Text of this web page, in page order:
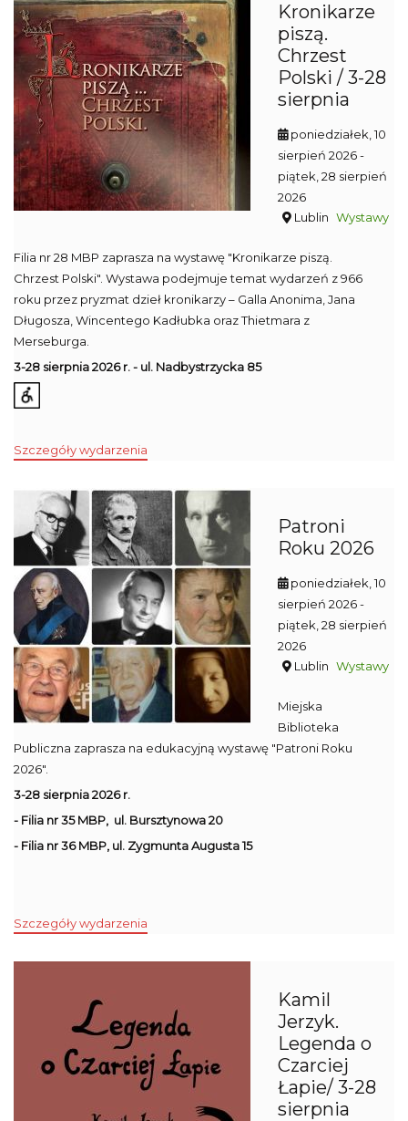
Kronikarze
piszą.
Chrzest
Polski / 3-28
sierpnia
poniedziałek, 10
sierpień 2026-
piątek, 28 sierpień
2026
Lublin Wystawy
Filia nr 28 MBP zaprasza na wystawę "Kronikarze piszą.
Chrzest Polski". Wystawa podejmuje temat wydarzeń z 966
roku przez pryzmat dzieł kronikarzy – Galla Anonima, Jana
Długosza, Wincentego Kadłubka oraz Thietmara z
Merseburga.
3-28 sierpnia 2026 r. - ul. Nadbystrzycka 85
Szczegóły wydarzenia
Patroni
Roku 2026
poniedziałek, 10
sierpień 2026-
piątek, 28 sierpień
2026
Lublin Wystawy
Miejska
Biblioteka
Publiczna zaprasza na edukacyjną wystawę "Patroni Roku
2026".
3-28 sierpnia 2026 r.
- Filia nr 35 MBP, ul. Bursztynowa 20
- Filia nr 36 MBP, ul. Zygmunta Augusta 15
Szczegóły wydarzenia
Kamil
Jerzyk.
Legenda o
Czarciej
Łapie/ 3-28
sierpnia